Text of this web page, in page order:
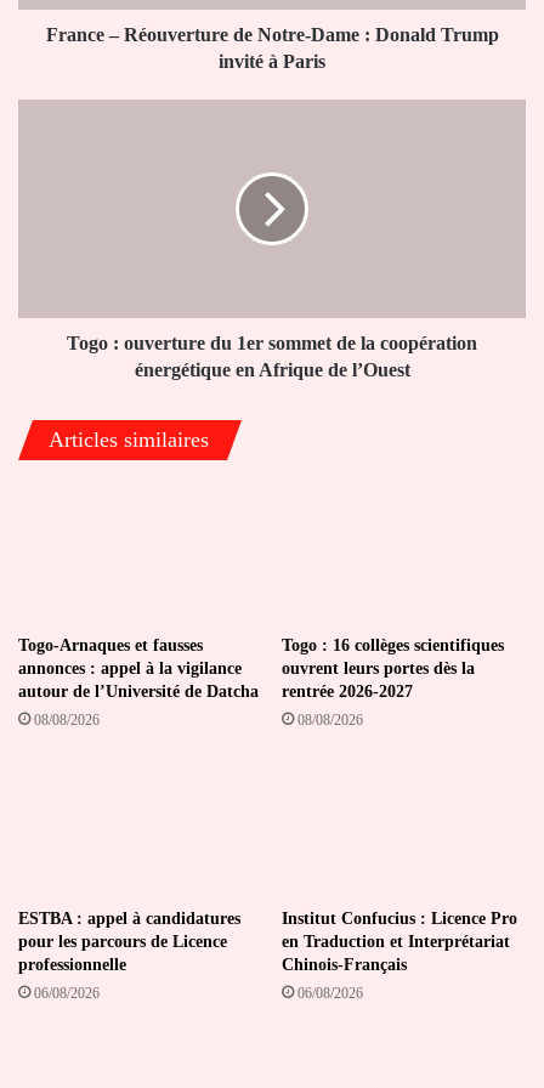
Trump
invitéFrance – Réouverture de Notre-Dame : Donald Trump
invité à Paris
coopération
énergétique
de
l’Ouest
Togo : ouverture du 1er sommet de la coopération
énergétique en Afrique de l’Ouest
Articles similaires
Togo-Arnaques et fausses
annonces : appel à la vigilance
autour de l’Université de Datcha
08/08/2026
Togo : 16 collèges scientifiques
ouvrent leurs portes dès la
rentrée 2026-2027
08/08/2026
ESTBA : appel à candidatures
pour les parcours de Licence
professionnelle
06/08/2026
Institut Confucius : Licence Pro
en Traduction et Interprétariat
Chinois-Français
06/08/2026